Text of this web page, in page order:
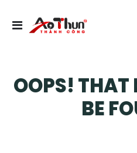
OOPS! THAT
BE